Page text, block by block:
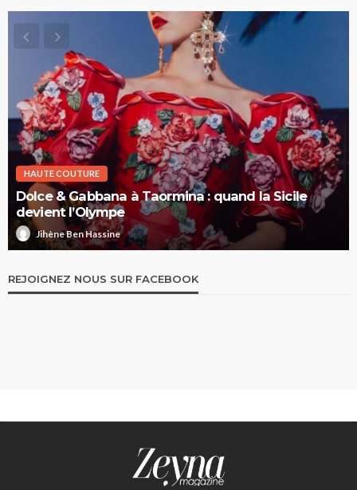
HAUTE COUTURE
Dolce & Gabbana à Taormina : quand la Sicile
devient l’Olympe
Jihène Ben Hassine
REJOIGNEZ NOUS SUR FACEBOOK